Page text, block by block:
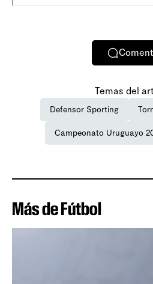
Temas del
Defensor Sporting
Campeonato Uruguayo
Más de Fútbol